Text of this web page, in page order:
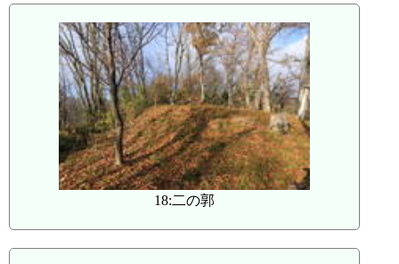
18:二の郭